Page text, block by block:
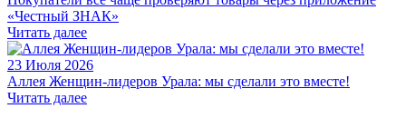
«Честный ЗНАК»
Читать далее
23 Июля 2026
Аллея Женщин-лидеров Урала: мы сделали это вместе!
Читать далее